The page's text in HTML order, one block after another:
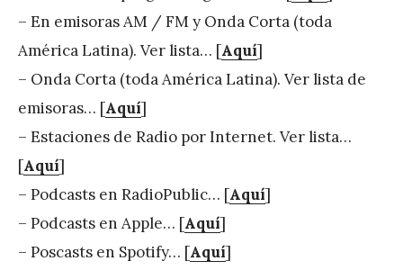
– En emisoras AM / FM y Onda Corta (toda
América Latina). Ver lista… [Aquí]
– Onda Corta (toda América Latina). Ver lista de
emisoras… [Aquí]
– Estaciones de Radio por Internet. Ver lista…
[Aquí]
– Podcasts en RadioPublic… [Aquí]
– Podcasts en Apple… [Aquí]
– Poscasts en Spotify… [Aquí]